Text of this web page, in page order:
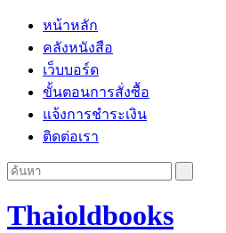
หน้าหลัก
คลังหนังสือ
เว็บบอร์ด
ขั้นตอนการสั่งซื้อ
แจ้งการชำระเงิน
ติดต่อเรา
Thaioldbooks